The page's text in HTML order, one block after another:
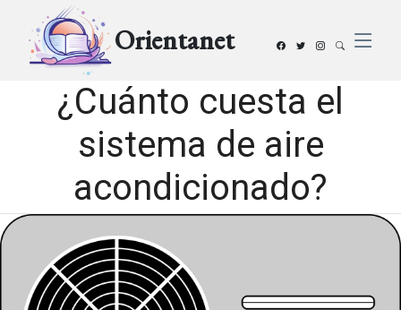
Orientanet
¿Cuánto cuesta el
sistema de aire
acondicionado?